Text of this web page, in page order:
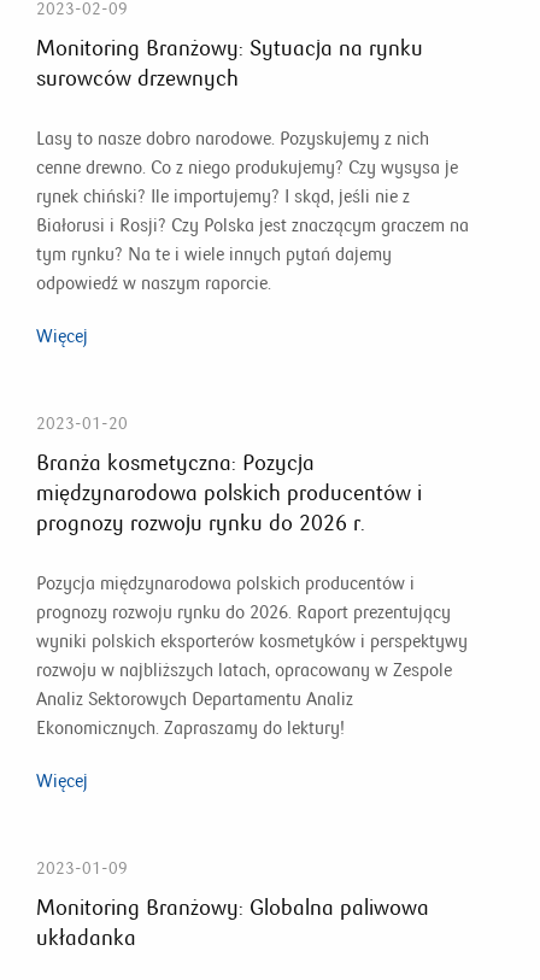
2023-02-09
Monitoring Branżowy: Sytuacja na rynku
surowców drzewnych
Lasy to nasze dobro narodowe. Pozyskujemy z nich
cenne drewno. Co z niego produkujemy? Czy wysysa je
rynek chiński? Ile importujemy? I skąd, jeśli nie z
Białorusi i Rosji? Czy Polska jest znaczącym graczem na
tym rynku? Na te i wiele innych pytań dajemy
odpowiedź w naszym raporcie.
Więcej
2023-01-20
Branża kosmetyczna: Pozycja
międzynarodowa polskich producentów i
prognozy rozwoju rynku do 2026 r.
Pozycja międzynarodowa polskich producentów i
prognozy rozwoju rynku do 2026. Raport prezentujący
wyniki polskich eksporterów kosmetyków i perspektywy
rozwoju w najbliższych latach, opracowany w Zespole
Analiz Sektorowych Departamentu Analiz
Ekonomicznych. Zapraszamy do lektury!
Więcej
2023-01-09
Monitoring Branżowy: Globalna paliwowa
układanka